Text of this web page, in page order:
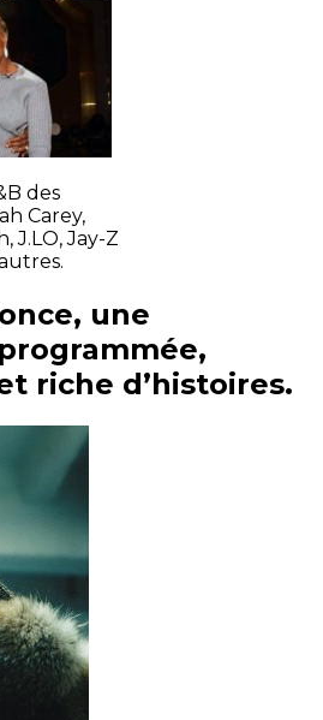
des
Carey,
J.LO, Jay-Z
une
riche d’histoires.